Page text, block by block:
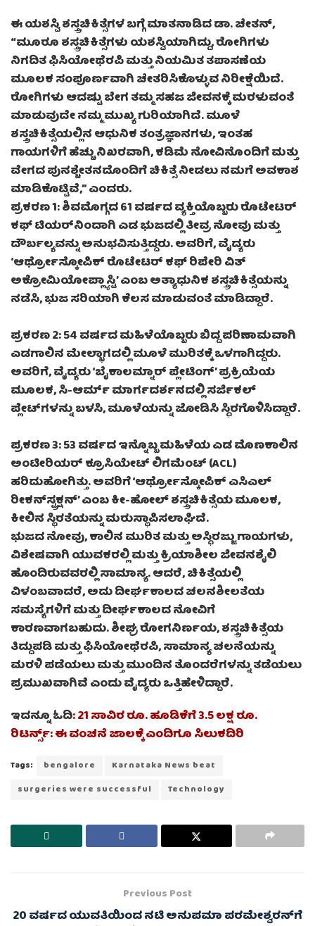
ಈ ಯಶಸ್ವಿ ಶಸ್ತ್ರಚಿಕಿತ್ಸೆಗಳ ಬಗ್ಗೆ ಮಾತನಾಡಿದ ಡಾ. ಚೇತನ್,
“ಮೂರೂ ಶಸ್ತ್ರಚಿಕಿತ್ಸೆಗಳು ಯಶಸ್ವಿಯಾಗಿದ್ದು, ರೋಗಿಗಳು
ನಿಗದಿತ ಫಿಸಿಯೋಥೆರಪಿ ಮತ್ತು ನಿಯಮಿತ ತಪಾಸಣೆಯ
ಮೂಲಕ ಸಂಪೂರ್ಣವಾಗಿ ಚೇತರಿಸಿಕೊಳ್ಳುವ ನಿರೀಕ್ಷೆಯಿದೆ.
ರೋಗಿಗಳು ಆದಷ್ಟು ಬೇಗ ತಮ್ಮ ಸಹಜ ಜೀವನಕ್ಕೆ ಮರಳುವಂತೆ
ಮಾಡುವುದೇ ನಮ್ಮ ಮುಖ್ಯ ಗುರಿಯಾಗಿದೆ. ಮೂಳೆ
ಶಸ್ತ್ರಚಿಕಿತ್ಸೆಯಲ್ಲಿನ ಆಧುನಿಕ ತಂತ್ರಜ್ಞಾನಗಳು, ಇಂತಹ
ಗಾಯಗಳಿಗೆ ಹೆಚ್ಚು ನಿಖರವಾಗಿ, ಕಡಿಮೆ ನೋವಿನೊಂದಿಗೆ ಮತ್ತು
ವೇಗದ ಪುನಶ್ಚೇತನದೊಂದಿಗೆ ಚಿಕಿತ್ಸೆ ನೀಡಲು ನಮಗೆ ಅವಕಾಶ
ಮಾಡಿಕೊಟ್ಟಿವೆ,” ಎಂದರು.
ಪ್ರಕರಣ 1: ಶಿವಮೊಗ್ಗದ 61 ವರ್ಷದ ವ್ಯಕ್ತಿಯೊಬ್ಬರು ರೊಟೇಟರ್
ಕಫ್ ಟಿಯರ್‌ನಿಂದಾಗಿ ಎಡ ಭುಜದಲ್ಲಿ ತೀವ್ರ ನೋವು ಮತ್ತು
ದೌರ್ಬಲ್ಯವನ್ನು ಅನುಭವಿಸುತ್ತಿದ್ದರು. ಅವರಿಗೆ, ವೈದ್ಯರು
‘ಆರ್ಥ್ರೋಸ್ಕೋಪಿಕ್ ರೊಟೇಟರ್ ಕಫ್ ರಿಪೇರಿ ವಿತ್
ಅಕ್ರೋಮಿಯೋಪ್ಲ್ಯಾಸ್ಟಿ’ ಎಂಬ ಅತ್ಯಾಧುನಿಕ ಶಸ್ತ್ರಚಿಕಿತ್ಸೆಯನ್ನು
ನಡೆಸಿ, ಭುಜ ಸರಿಯಾಗಿ ಕೆಲಸ ಮಾಡುವಂತೆ ಮಾಡಿದ್ದಾರೆ.
ಪ್ರಕರಣ 2: 54 ವರ್ಷದ ಮಹಿಳೆಯೊಬ್ಬರು ಬಿದ್ದ ಪರಿಣಾಮವಾಗಿ
ಎಡಗಾಲಿನ ಮೇಲ್ಭಾಗದಲ್ಲಿ ಮೂಳೆ ಮುರಿತಕ್ಕೆ ಒಳಗಾಗಿದ್ದರು.
ಅವರಿಗೆ, ವೈದ್ಯರು ‘ಬೈಕಾಲಮ್ನಾರ್ ಪ್ಲೇಟಿಂಗ್’ ಪ್ರಕ್ರಿಯೆಯ
ಮೂಲಕ, ಸಿ-ಆರ್ಮ್ ಮಾರ್ಗದರ್ಶನದಲ್ಲಿ ಸರ್ಜಿಕಲ್
ಪ್ಲೇಟ್‌ಗಳನ್ನು ಬಳಸಿ, ಮೂಳೆಯನ್ನು ಜೋಡಿಸಿ ಸ್ಥಿರಗೊಳಿಸಿದ್ದಾರೆ.
ಪ್ರಕರಣ 3: 53 ವರ್ಷದ ಇನ್ನೊಬ್ಬ ಮಹಿಳೆಯ ಎಡ ಮೊಣಕಾಲಿನ
ಅಂಟೀರಿಯರ್ ಕ್ರೂಸಿಯೇಟ್ ಲಿಗಮೆಂಟ್ (ACL)
ಹರಿದುಹೋಗಿತ್ತು. ಅವರಿಗೆ ‘ಆರ್ಥ್ರೋಸ್ಕೋಪಿಕ್ ಎಸಿಎಲ್
ರೀಕನ್‌ಸ್ಟ್ರಕ್ಷನ್’ ಎಂಬ ಕೀ-ಹೋಲ್ ಶಸ್ತ್ರಚಿಕಿತ್ಸೆಯ ಮೂಲಕ,
ಕೀಲಿನ ಸ್ಥಿರತೆಯನ್ನು ಮರುಸ್ಥಾಪಿಸಲಾಘಿದೆ.
ಭುಜದ ನೋವು, ಕಾಲಿನ ಮುರಿತ ಮತ್ತು ಅಸ್ಥಿರಜ್ಜು ಗಾಯಗಳು,
ವಿಶೇಷವಾಗಿ ಯುವಕರಲ್ಲಿ ಮತ್ತು ಕ್ರಿಯಾಶೀಲ ಜೀವನಶೈಲಿ
ಹೊಂದಿರುವವರಲ್ಲಿ ಸಾಮಾನ್ಯ. ಆದರೆ, ಚಿಕಿತ್ಸೆಯಲ್ಲಿ
ವಿಳಂಬವಾದರೆ, ಅದು ದೀರ್ಘಕಾಲದ ಚಲನಶೀಲತೆಯ
ಸಮಸ್ಯೆಗಳಿಗೆ ಮತ್ತು ದೀರ್ಘಕಾಲದ ನೋವಿಗೆ
ಕಾರಣವಾಗಬಹುದು. ಶೀಘ್ರ ರೋಗನಿರ್ಣಯ, ಶಸ್ತ್ರಚಿಕಿತ್ಸೆಯ
ತಿದ್ದುಪಡಿ ಮತ್ತು ಫಿಸಿಯೋಥೆರಪಿ, ಸಾಮಾನ್ಯ ಚಲನೆಯನ್ನು
ಮರಳಿ ಪಡೆಯಲು ಮತ್ತು ಮುಂದಿನ ತೊಂದರೆಗಳನ್ನು ತಡೆಯಲು
ಪ್ರಮುಖವಾಗಿವೆ ಎಂದು ವೈದ್ಯರು ಒತ್ತಿಹೇಳಿದ್ದಾರೆ.
ಇದನ್ನೂ ಓದಿ:21 ಸಾವಿರ ರೂ. ಹೂಡಿಕೆಗೆ 3.5 ಲಕ್ಷ ರೂ.
ರಿಟರ್ನ್ಸ್: ಈ ವಂಚನೆ ಜಾಲಕ್ಕೆ ಎಂದಿಗೂ ಸಿಲುಕದಿರಿ
Tags: bengalore
Karnataka News beat
surgeries were successful
Technology
Previous Post
20 ವರ್ಷದ ಯುವತಿಯಿಂದ ನಟಿ ಅನುಪಮಾ ಪರಮೇಶ್ವರನ್​​ಗೆ